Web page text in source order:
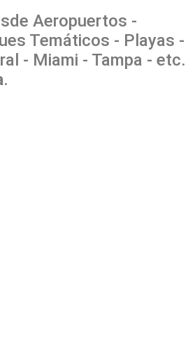
Aeropuertos -
Temáticos - Playas -
- Miami - Tampa - etc.
.